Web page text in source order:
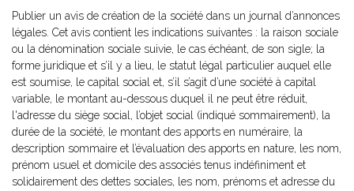
Publier un avis de création de la société dans un journal d’annonces
légales. Cet avis contient les indications suivantes : la raison sociale
ou la dénomination sociale suivie, le cas échéant, de son sigle; la
forme juridique et s’il y a lieu, le statut légal particulier auquel elle
est soumise, le capital social et, s’il s’agit d’une société à capital
variable, le montant au-dessous duquel il ne peut être réduit,
l'adresse du siège social, l’objet social (indiqué sommairement), la
durée de la société, le montant des apports en numéraire, la
description sommaire et l’évaluation des apports en nature, les nom,
prénom usuel et domicile des associés tenus indéfiniment et
solidairement des dettes sociales, les nom, prénoms et adresse du